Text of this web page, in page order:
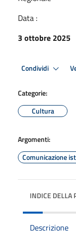
Data :
3 ottobre 2025
Condividi
Categorie:
Cultura
Argomenti:
Comunicazione
INDICE DELLA
Descrizione